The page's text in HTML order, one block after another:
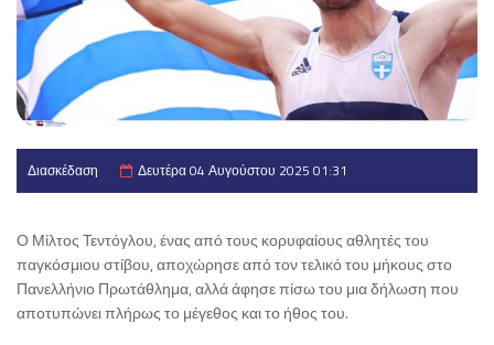
Διασκέδαση Δευτέρα 04 Αυγούστου 2025 01:31
Ο Μίλτος Τεντόγλου, ένας από τους κορυφαίους αθλητές του
παγκόσμιου στίβου, αποχώρησε από τον τελικό του μήκους στο
Πανελλήνιο Πρωτάθλημα, αλλά άφησε πίσω του μια δήλωση που
αποτυπώνει πλήρως το μέγεθος και το ήθος του.